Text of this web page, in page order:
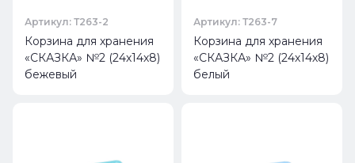
Артикул: Т263-2
Корзина для хранения
«СКАЗКА» №2 (24х14х8)
бежевый
Артикул: Т263-7
Корзина для хранения
«СКАЗКА» №2 (24х14х8)
белый